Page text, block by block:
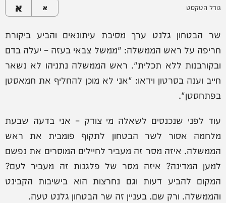
גודל הטקסט א א
שר הבטחון גלנט ערך מסיבת עיתונאים והביע ביקורת
חריפה על ראש הממשלה: "ממשל צבאי בעזה – יעלה בדם
ובקורבנות ללא תכלית". ראש הממשלה נתניהו לא נשאר
חייב וענה בסרטון וידאו: "אני לא מוכן להחליף את חמאסטן
בפתחסטן".
עוד לפני שנכנסים לשאלה מי צודק – אני בדעה שבעת
מלחמה אסור לשר הבטחון לתקוף פומבית את ראש
הממשלה. איזה מסר זה מעביר לחיילים המוסרים את נפשם
למען המדינה? איזה מסר של פלגנות זה מעביר לעם?
המקום להביע דעות וגם נחרצות הוא בישיבות הקבינט
והממשלה. ורק שם. בעניין זה שר הבטחון גלנט טעה.